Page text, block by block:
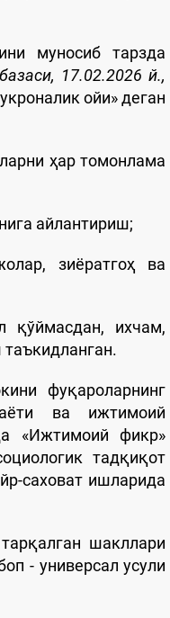
муносиб тарзда
17.02.2026 й.,
ойи» деган
ҳар томонлама
айлантириш;
зиёратгоҳ ва
қўймасдан, ихчам,
фуқароларнинг
ва ижтимоий
«Ижтимоий фикр»
тадқиқот
саховат ишларида
шакллари
- универсал усули